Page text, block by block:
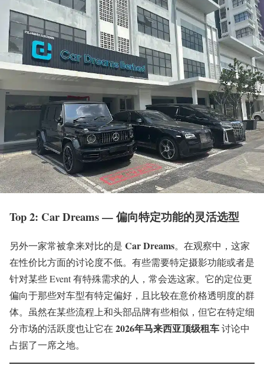
Top 2: Car Dreams — 偏向特定功能的灵活选型
另外一家常被拿来对比的是 Car Dreams。在观察中，这家
在性价比方面的讨论度不低。有些需要特定摄影功能或者是
针对某些 Event 有特殊需求的人，常会选这家。它的定位更
偏向于那些对车型有特定偏好，且比较在意价格透明度的群
体。虽然在某些流程上和头部品牌有些相似，但它在特定细
分市场的活跃度也让它在 2026年马来西亚顶级租车讨论中
占据了一席之地。